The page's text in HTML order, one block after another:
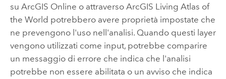
su ArcGIS Online o attraverso ArcGIS Living Atlas of
the World potrebbero avere proprietà impostate che
ne prevengono l'uso nell'analisi. Quando questi layer
vengono utilizzati come input, potrebbe comparire
un messaggio di errore che indica che l'analisi
potrebbe non essere abilitata o un avviso che indica